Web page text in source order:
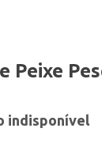
Peixe
indisponível